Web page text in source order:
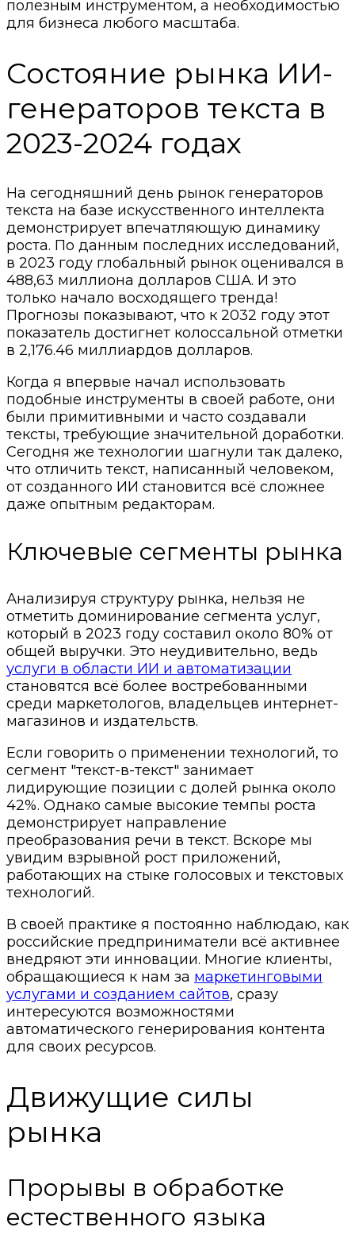
полезным инструментом, а необходимостью
для бизнеса любого масштаба.
Состояние рынка ИИ-
генераторов текста в
2023-2024 годах
На сегодняшний день рынок генераторов
текста на базе искусственного интеллекта
демонстрирует впечатляющую динамику
роста. По данным последних исследований,
в 2023 году глобальный рынок оценивался в
488,63 миллиона долларов США. И это
только начало восходящего тренда!
Прогнозы показывают, что к 2032 году этот
показатель достигнет колоссальной отметки
в 2,176.46 миллиардов долларов.
Когда я впервые начал использовать
подобные инструменты в своей работе, они
были примитивными и часто создавали
тексты, требующие значительной доработки.
Сегодня же технологии шагнули так далеко,
что отличить текст, написанный человеком,
от созданного ИИ становится всё сложнее
даже опытным редакторам.
Ключевые сегменты рынка
Анализируя структуру рынка, нельзя не
отметить доминирование сегмента услуг,
который в 2023 году составил около 80% от
общей выручки. Это неудивительно, ведь
услуги в области ИИ и автоматизации
становятся всё более востребованными
среди маркетологов, владельцев интернет-
магазинов и издательств.
Если говорить о применении технологий, то
сегмент "текст-в-текст" занимает
лидирующие позиции с долей рынка около
42%. Однако самые высокие темпы роста
демонстрирует направление
преобразования речи в текст. Вскоре мы
увидим взрывной рост приложений,
работающих на стыке голосовых и текстовых
технологий.
В своей практике я постоянно наблюдаю, как
российские предприниматели всё активнее
внедряют эти инновации. Многие клиенты,
обращающиеся к нам за маркетинговыми
услугами и созданием сайтов, сразу
интересуются возможностями
автоматического генерирования контента
для своих ресурсов.
Движущие силы
рынка
Прорывы в обработке
естественного языка